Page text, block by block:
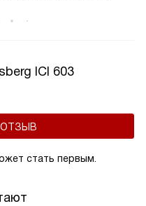
ICI 603
стать первым.